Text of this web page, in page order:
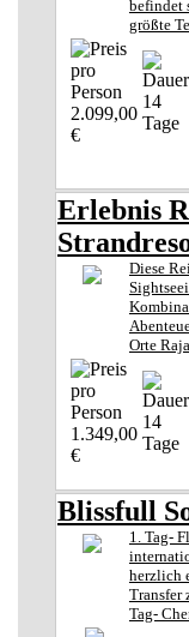
befindet
größte
2.099,00
€
14
Tage
Erlebnis
Diese
Orte
1.349,00
€
14
Tage
Blissfull
1. Tag-
herzlich
Transfer
Tag-